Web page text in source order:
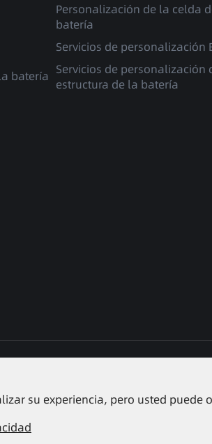
batería
Personalización de la celda
batería
Servicios de personalización
Servicios de personalización
estructura de la batería
su experiencia, pero usted puede